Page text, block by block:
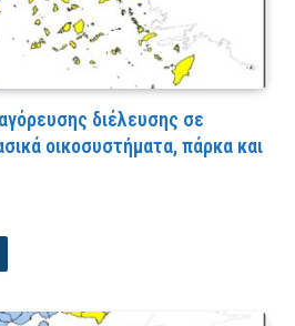
διέλευσης σε
οικοσυστήματα, πάρκα και